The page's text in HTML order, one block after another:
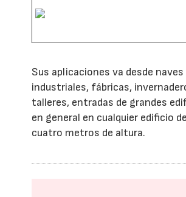
Sus aplicaciones va desde naves
industriales, fábricas,
talleres, entradas de grandes
en general en cualquier edificio
cuatro metros de altura.